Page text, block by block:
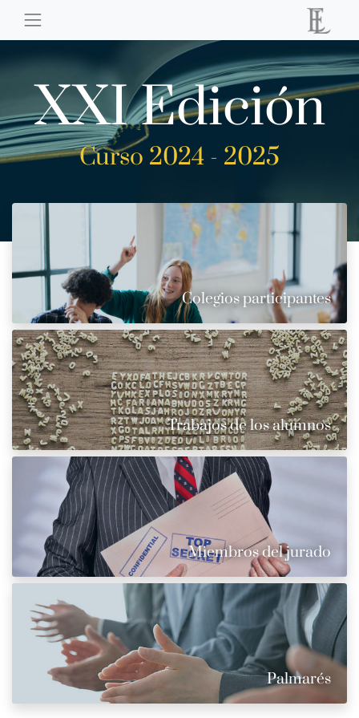
XXI Edición
Curso 2024 - 2025
Colegios participantes
Trabajos de los alumnos
Miembros del jurado
Palmarés